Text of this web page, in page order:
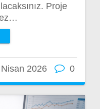
Proje
2026 0